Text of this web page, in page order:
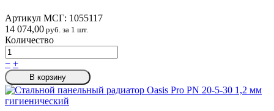
Артикул МСГ: 1055117
14 074,00 руб. за 1 шт.
Количество
− +
В корзину